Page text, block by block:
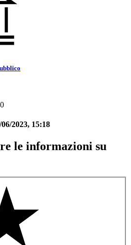
06/2023, 15:18
le informazioni su